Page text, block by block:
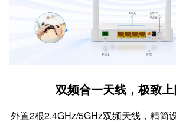
双频合一天线，极致
外置2根2.4GHz/5GHz双频天线，精简